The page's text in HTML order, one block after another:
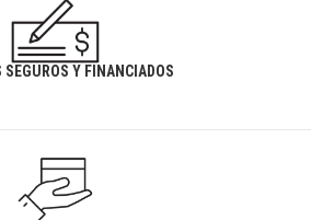
SEGUROS Y FINANCIADOS